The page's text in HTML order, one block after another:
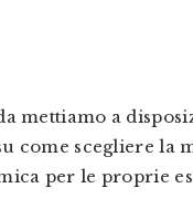
mettiamo a
come scegliere la
per le proprie